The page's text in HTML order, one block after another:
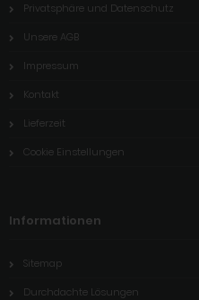
Privatsphäre und Datenschutz
Unsere AGB
Impressum
Kontakt
Lieferzeit
Cookie Einstellungen
Informationen
Sitemap
Durchdachte Lösungen